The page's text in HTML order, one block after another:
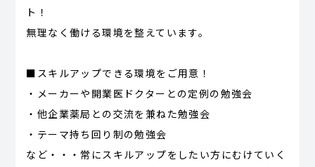
ト！
無理なく働ける環境を整えています。
■スキルアップできる環境をご用意！
・メーカーや開業医ドクターとの定例の勉強会
・他企業薬局との交流を兼ねた勉強会
・テーマ持ち回り制の勉強会
など・・・常にスキルアップをしたい方にむけていく